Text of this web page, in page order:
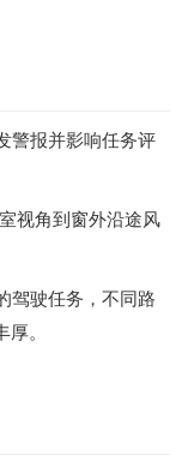
警报并影响任务评
视角到窗外沿途风
驾驶任务，不同路
。